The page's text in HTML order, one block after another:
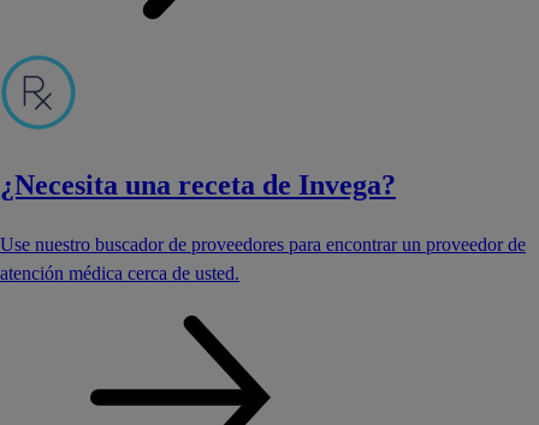
¿Necesita una receta de Invega?
Use nuestro buscador de proveedores para encontrar un proveedor de
atención médica cerca de usted.